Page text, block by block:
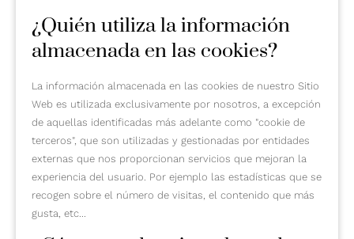
¿Quién utiliza la información
almacenada en las cookies?
La información almacenada en las cookies de nuestro Sitio
Web es utilizada exclusivamente por nosotros, a excepción
de aquellas identificadas más adelante como "cookie de
terceros", que son utilizadas y gestionadas por entidades
externas que nos proporcionan servicios que mejoran la
experiencia del usuario. Por ejemplo las estadísticas que se
recogen sobre el número de visitas, el contenido que más
gusta, etc...